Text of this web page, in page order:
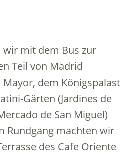
mit dem Bus zur
Teil von Madrid
dem Königspalast
Gärten (Jardines de
de San Miguel)
Rundgang machten wir
des Cafe Oriente